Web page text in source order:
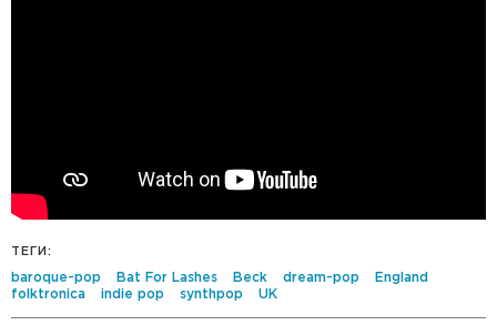
ТЕГИ:
baroque-pop Bat For Lashes Beck dream-pop
England
folktronica
indie pop synthpop UK